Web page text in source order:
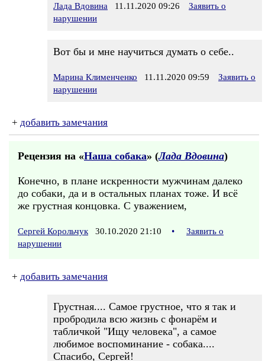
Лада Вдовина 11.11.2020 09:26
Заявить о
нарушении
Вот бы и мне научиться думать о себе..
Марина Клименченко 11.11.2020 09:59
Заявить о
нарушении
+ добавить замечания
Рецензия на «Наша собака» (Лада Вдовина)
Конечно, в плане искренности мужчинам далеко
до собаки, да и в остальных планах тоже. И всё
же грустная концовка. С уважением,
Сергей Корольчук 30.10.2020 21:10 •
Заявить о
нарушении
+ добавить замечания
Грустная.... Самое грустное, что я так и
пробродила всю жизнь с фонарём и
табличкой "Ищу человека", а самое
любимое воспоминание - собака....
Спасибо, Сергей!